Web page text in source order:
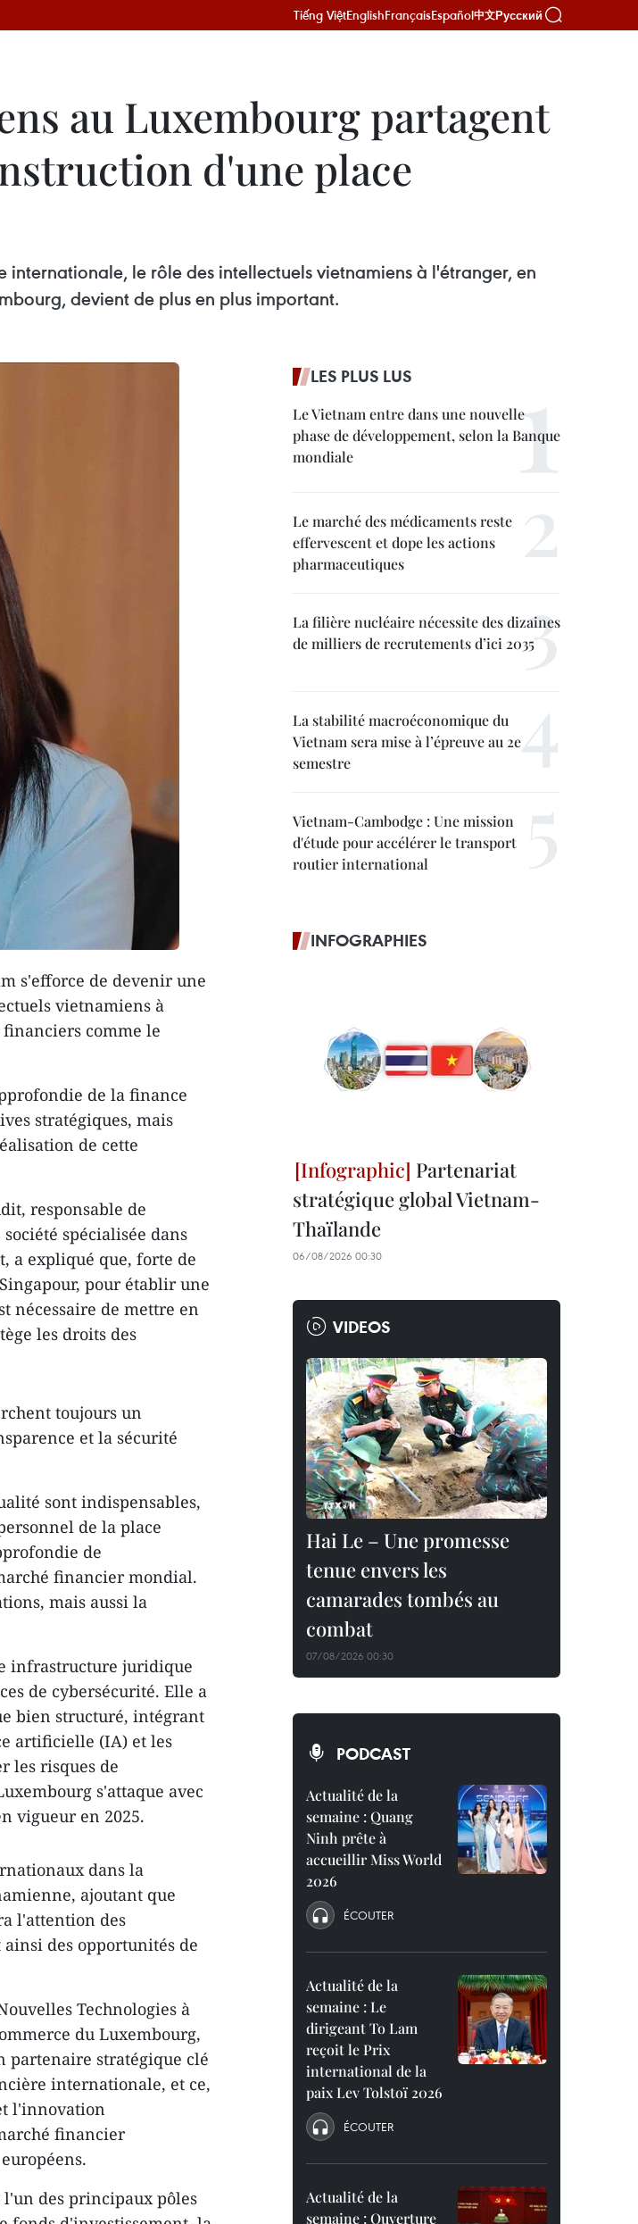
Tiếng ViệtEnglishFrançaisEspañol中文Русский
au Luxembourg partagent
d'une place
le rôle des intellectuels vietnamiens à l'étranger, en
devient de plus en plus important.
s'efforce de devenir une
vietnamiens à
comme le
de la finance
stratégiques, mais
de cette
responsable de
spécialisée dans
a expliqué que, forte de
pour établir une
nécessaire de mettre en
les droits des
toujours un
et la sécurité
sont indispensables,
de la place
de
financier mondial.
mais aussi la
infrastructure juridique
de cybersécurité. Elle a
bien structuré, intégrant
artificielle (IA) et les
les risques de
s'attaque avec
vigueur en 2025.
dans la
ajoutant que
l'attention des
des opportunités de
Technologies à
du Luxembourg,
partenaire stratégique clé
internationale, et ce,
l'innovation
financier
l'un des principaux pôles
LES PLUS LUS
Le Vietnam entre dans une nouvelle
phase de développement, selon la Banque
mondiale
Le marché des médicaments reste
effervescent et dope les actions
pharmaceutiques
La filière nucléaire nécessite des dizaines
de milliers de recrutements d’ici 2035
La stabilité macroéconomique du
Vietnam sera mise à l’épreuve au 2e
semestre
Vietnam-Cambodge : Une mission
d'étude pour accélérer le transport
routier international
INFOGRAPHIES
Partenariat
stratégique global Vietnam-
Thaïlande
06/08/2026 00:30
VIDEOS
Hai Le – Une promesse
tenue envers les
camarades tombés au
combat
07/08/2026 00:30
PODCAST
Actualité de la
semaine : Quang
Ninh prête à
accueillir Miss World
2026
ÉCOUTER
Actualité de la
semaine : Le
dirigeant To Lam
reçoit le Prix
international de la
paix Lev Tolstoï 2026
ÉCOUTER
Actualité de la
semaine : Ouverture